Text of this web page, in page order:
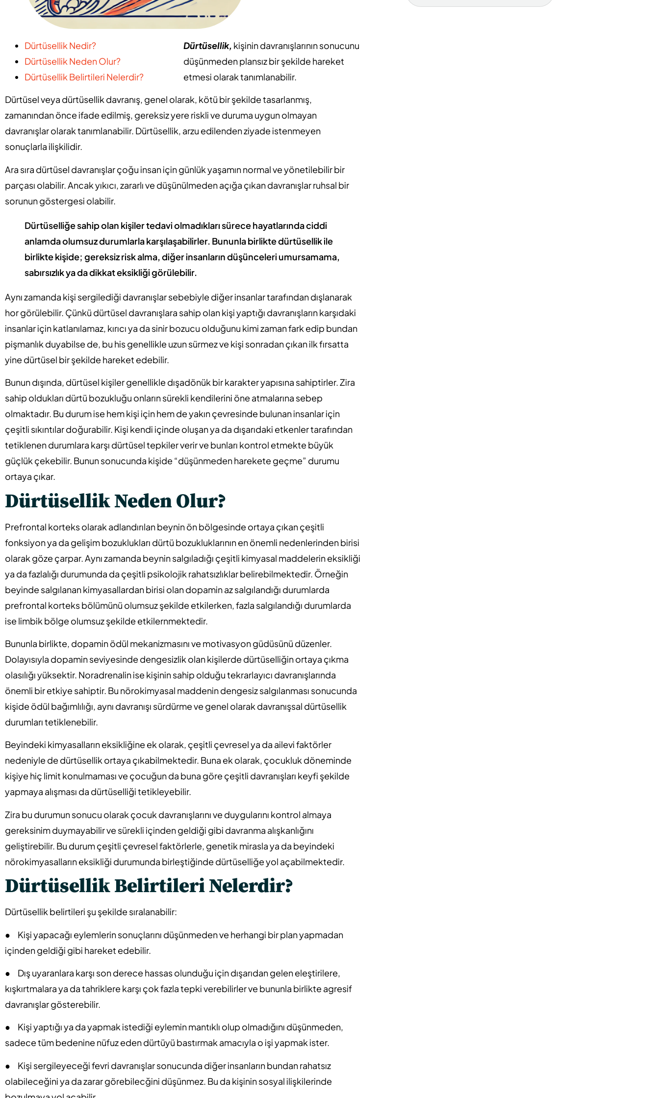
Dürtüsellik Nedir?
Dürtüsellik Neden Olur?
Dürtüsellik Belirtileri Nelerdir?
Dürtüsellik, kişinin davranışlarının sonucunu
düşünmeden plansız bir şekilde hareket
etmesi olarak tanımlanabilir.
Dürtüsel veya dürtüsellik davranış, genel olarak, kötü bir şekilde tasarlanmış,
zamanından önce ifade edilmiş, gereksiz yere riskli ve duruma uygun olmayan
davranışlar olarak tanımlanabilir. Dürtüsellik, arzu edilenden ziyade istenmeyen
sonuçlarla ilişkilidir.
Ara sıra dürtüsel davranışlar çoğu insan için günlük yaşamın normal ve yönetilebilir bir
parçası olabilir. Ancak yıkıcı, zararlı ve düşünülmeden açığa çıkan davranışlar ruhsal bir
sorunun göstergesi olabilir.
Dürtüselliğe sahip olan kişiler tedavi olmadıkları sürece hayatlarında ciddi
anlamda olumsuz durumlarla karşılaşabilirler. Bununla birlikte dürtüsellik ile
birlikte kişide; gereksiz risk alma, diğer insanların düşünceleri umursamama,
sabırsızlık ya da dikkat eksikliği görülebilir.
Aynı zamanda kişi sergilediği davranışlar sebebiyle diğer insanlar tarafından dışlanarak
hor görülebilir. Çünkü dürtüsel davranışlara sahip olan kişi yaptığı davranışların karşıdaki
insanlar için katlanılamaz, kırıcı ya da sinir bozucu olduğunu kimi zaman fark edip bundan
pişmanlık duyabilse de, bu his genellikle uzun sürmez ve kişi sonradan çıkan ilk fırsatta
yine dürtüsel bir şekilde hareket edebilir.
Bunun dışında, dürtüsel kişiler genellikle dışadönük bir karakter yapısına sahiptirler. Zira
sahip oldukları dürtü bozukluğu onların sürekli kendilerini öne atmalarına sebep
olmaktadır. Bu durum ise hem kişi için hem de yakın çevresinde bulunan insanlar için
çeşitli sıkıntılar doğurabilir. Kişi kendi içinde oluşan ya da dışarıdaki etkenler tarafından
tetiklenen durumlara karşı dürtüsel tepkiler verir ve bunları kontrol etmekte büyük
güçlük çekebilir. Bunun sonucunda kişide “düşünmeden harekete geçme” durumu
ortaya çıkar.
Dürtüsellik Neden Olur?
Prefrontal korteks olarak adlandırılan beynin ön bölgesinde ortaya çıkan çeşitli
fonksiyon ya da gelişim bozuklukları dürtü bozukluklarının en önemli nedenlerinden birisi
olarak göze çarpar. Aynı zamanda beynin salgıladığı çeşitli kimyasal maddelerin eksikliği
ya da fazlalığı durumunda da çeşitli psikolojik rahatsızlıklar belirebilmektedir. Örneğin
beyinde salgılanan kimyasallardan birisi olan dopamin az salgılandığı durumlarda
prefrontal korteks bölümünü olumsuz şekilde etkilerken, fazla salgılandığı durumlarda
ise limbik bölge olumsuz şekilde etkilernmektedir.
Bununla birlikte, dopamin ödül mekanizmasını ve motivasyon güdüsünü düzenler.
Dolayısıyla dopamin seviyesinde dengesizlik olan kişilerde dürtüselliğin ortaya çıkma
olasılığı yüksektir. Noradrenalin ise kişinin sahip olduğu tekrarlayıcı davranışlarında
önemli bir etkiye sahiptir. Bu nörokimyasal maddenin dengesiz salgılanması sonucunda
kişide ödül bağımlılığı, aynı davranışı sürdürme ve genel olarak davranışsal dürtüsellik
durumları tetiklenebilir.
Beyindeki kimyasalların eksikliğine ek olarak, çeşitli çevresel ya da ailevi faktörler
nedeniyle de dürtüsellik ortaya çıkabilmektedir. Buna ek olarak, çocukluk döneminde
kişiye hiç limit konulmaması ve çocuğun da buna göre çeşitli davranışları keyfi şekilde
yapmaya alışması da dürtüselliği tetikleyebilir.
Zira bu durumun sonucu olarak çocuk davranışlarını ve duygularını kontrol almaya
gereksinim duymayabilir ve sürekli içinden geldiği gibi davranma alışkanlığını
geliştirebilir. Bu durum çeşitli çevresel faktörlerle, genetik mirasla ya da beyindeki
nörokimyasalların eksikliği durumunda birleştiğinde dürtüselliğe yol açabilmektedir.
Dürtüsellik Belirtileri Nelerdir?
Dürtüsellik belirtileri şu şekilde sıralanabilir:
● Kişi yapacağı eylemlerin sonuçlarını düşünmeden ve herhangi bir plan yapmadan
içinden geldiği gibi hareket edebilir.
● Dış uyaranlara karşı son derece hassas olunduğu için dışarıdan gelen eleştirilere,
kışkırtmalara ya da tahriklere karşı çok fazla tepki verebilirler ve bununla birlikte agresif
davranışlar gösterebilir.
● Kişi yaptığı ya da yapmak istediği eylemin mantıklı olup olmadığını düşünmeden,
sadece tüm bedenine nüfuz eden dürtüyü bastırmak amacıyla o işi yapmak ister.
● Kişi sergileyeceği fevri davranışlar sonucunda diğer insanların bundan rahatsız
olabileceğini ya da zarar görebilecğini düşünmez. Bu da kişinin sosyal ilişkilerinde